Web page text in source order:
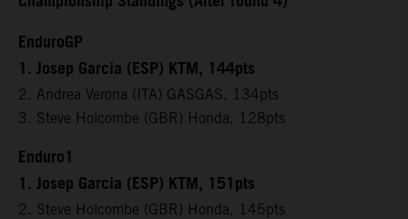
EnduroGP
1. Josep Garcia (ESP) KTM, 144pts
2. Andrea Verona (ITA) GASGAS, 134pts
3. Steve Holcombe (GBR) Honda, 128pts
Enduro1
1. Josep Garcia (ESP) KTM, 151pts
2. Steve Holcombe (GBR) Honda, 145pts